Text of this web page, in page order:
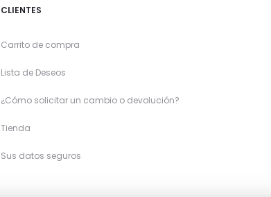
CLIENTES
Carrito de compra
Lista de Deseos
¿Cómo solicitar un cambio o devolución?
Tienda
Sus datos seguros